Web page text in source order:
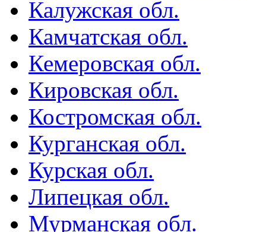
Калужская обл.
Камчатская обл.
Кемеровская обл.
Кировская обл.
Костромская обл.
Курганская обл.
Курская обл.
Липецкая обл.
Мурманская обл.